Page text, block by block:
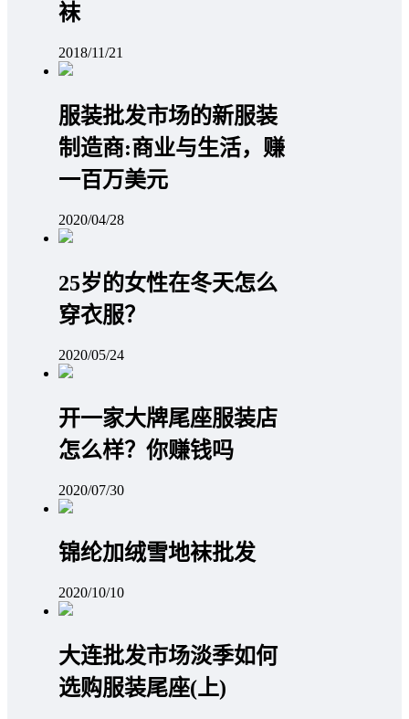
袜
2018/11/21
服装批发市场的新服装
制造商:商业与生活，赚
一百万美元
2020/04/28
25岁的女性在冬天怎么
穿衣服？
2020/05/24
开一家大牌尾座服装店
怎么样？你赚钱吗
2020/07/30
锦纶加绒雪地袜批发
2020/10/10
大连批发市场淡季如何
选购服装尾座(上)